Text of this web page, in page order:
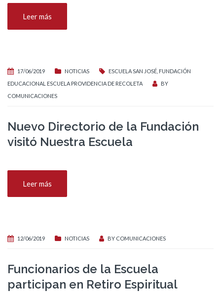
Leer más
17/06/2019 NOTICIAS ESCUELA SAN JOSÉ FUNDACIÓN
EDUCACIONAL ESCUELA PROVIDENCIA DE RECOLETA
BY
COMUNICACIONES
Nuevo Directorio de la Fundación
visitó Nuestra Escuela
Leer más
12/06/2019 NOTICIAS BY COMUNICACIONES
Funcionarios de la Escuela
participan en Retiro Espiritual